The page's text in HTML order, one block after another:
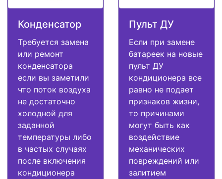
Конденсатор
Требуется замена
или ремонт
конденсатора
если вы заметили
что поток воздуха
не достаточно
холодной для
заданной
температуры либо
в частых случаях
после включения
кондиционера
Пульт ДУ
Если при замене
батареек на новые
пульт ДУ
кондиционера все
равно не подает
признаков жизни,
то причинами
могут быть как
воздействие
механических
повреждений или
залитием